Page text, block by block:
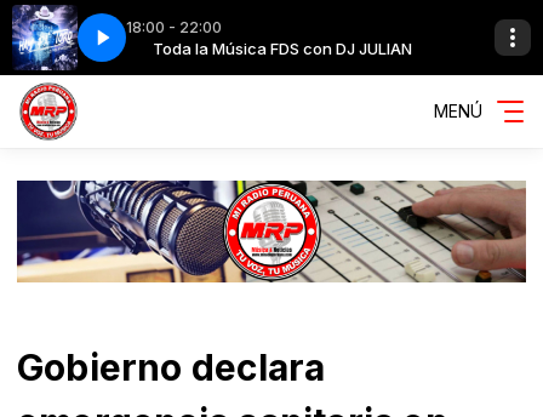
18:00 - 22:00
Toda la Música FDS con DJ JULIAN
029 el toro
MENÚ
Gobierno declara